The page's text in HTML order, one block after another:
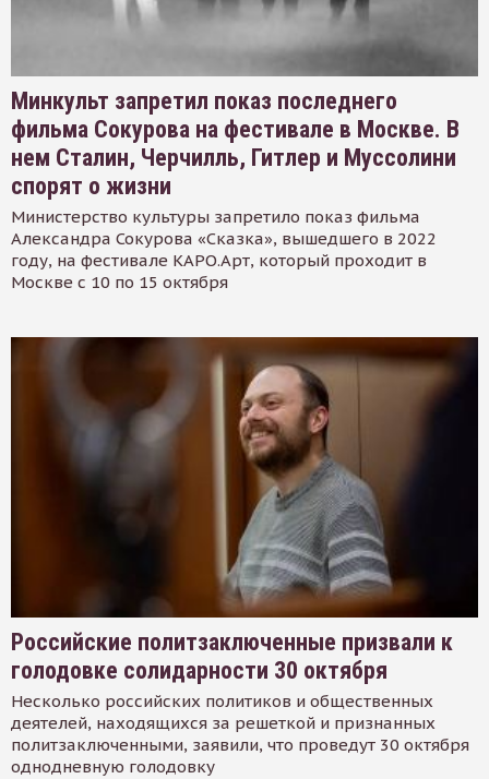
Минкульт запретил показ последнего
фильма Сокурова на фестивале в Москве. В
нем Сталин, Черчилль, Гитлер и Муссолини
спорят о жизни
Министерство культуры запретило показ фильма
Александра Сокурова «Сказка», вышедшего в 2022
году, на фестивале КАРО.Арт, который проходит в
Москве с 10 по 15 октября
Российские политзаключенные призвали к
голодовке солидарности 30 октября
Несколько российских политиков и общественных
деятелей, находящихся за решеткой и признанных
политзаключенными, заявили, что проведут 30 октября
однодневную голодовку